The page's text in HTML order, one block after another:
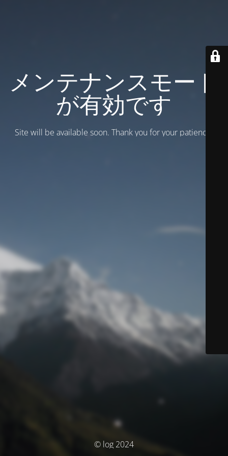
メンテナンスモード
が有効です
Site will be available soon. Thank you for your patience!
© log 2024